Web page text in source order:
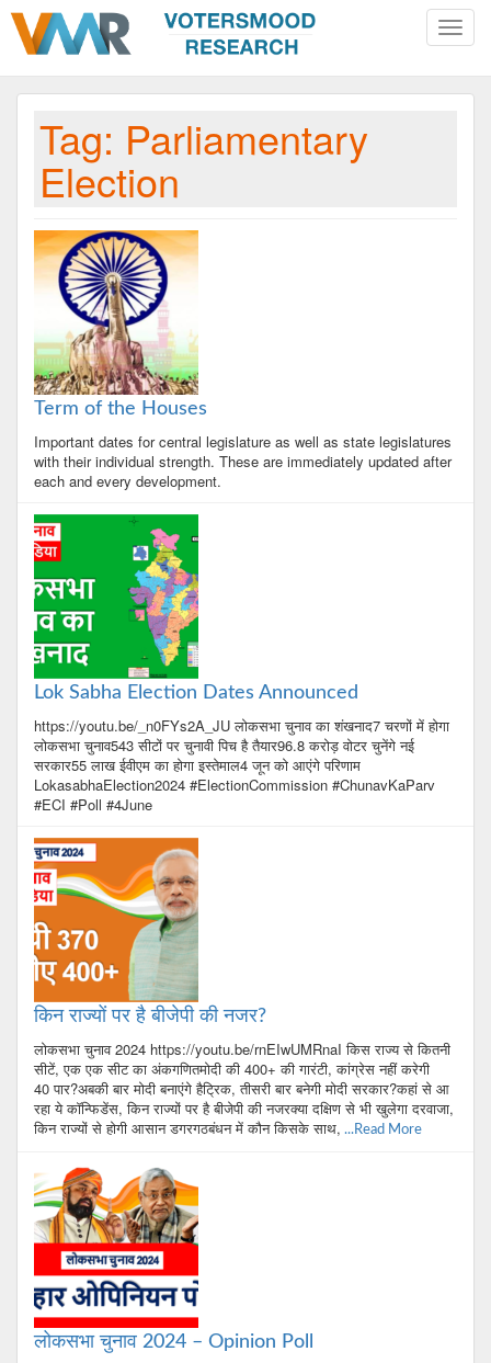
Toggle
Tag: Parliamentary
Election
Term of the Houses
Important dates for central legislature as well as state legislatures
with their individual strength. These are immediately updated after
each and every development.
Lok Sabha Election Dates Announced
https://youtu.be/_n0FYs2A_JU लोकसभा चुनाव का शंखनाद7 चरणों में होगा
लोकसभा चुनाव543 सीटों पर चुनावी पिच है तैयार96.8 करोड़ वोटर चुनेंगे नई
सरकार55 लाख ईवीएम का होगा इस्तेमाल4 जून को आएंगे परिणाम
LokasabhaElection2024 #ElectionCommission #ChunavKaParv
#ECI #Poll #4June
किन राज्यों पर है बीजेपी की नजर?
लोकसभा चुनाव 2024 https://youtu.be/rnEIwUMRnaI किस राज्य से कितनी
सीटें, एक एक सीट का अंकगणितमोदी की 400+ की गारंटी, कांग्रेस नहीं करेगी
40 पार?अबकी बार मोदी बनाएंगे हैट्रिक, तीसरी बार बनेगी मोदी सरकार?कहां से आ
रहा ये कॉन्फिडेंस, किन राज्यों पर है बीजेपी की नजरक्या दक्षिण से भी खुलेगा दरवाजा,
किन राज्यों से होगी आसान डगरगठबंधन में कौन किसके साथ, ...Read More
लोकसभा चुनाव 2024 – Opinion Poll